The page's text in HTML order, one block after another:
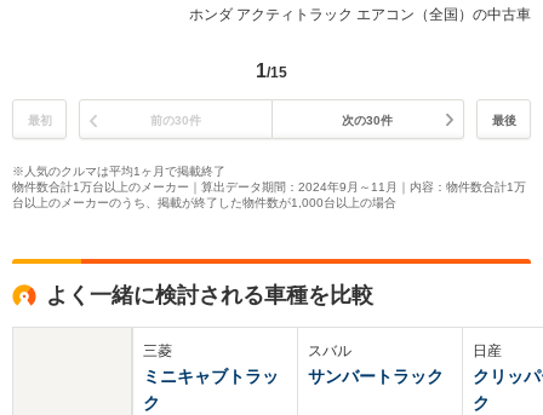
ホンダ アクティトラック エアコン（全国）の中古車
1/15
最初 前の30件 次の30件 最後
※人気のクルマは平均1ヶ月で掲載終了
物件数合計1万台以上のメーカー｜算出データ期間：2024年9月～11月｜内容：物件数合計1万
台以上のメーカーのうち、掲載が終了した物件数が1,000台以上の場合
よく一緒に検討される車種を比較
三菱
ミニキャブトラッ
ク
スバル
サンバートラック
日産
クリッ
ク